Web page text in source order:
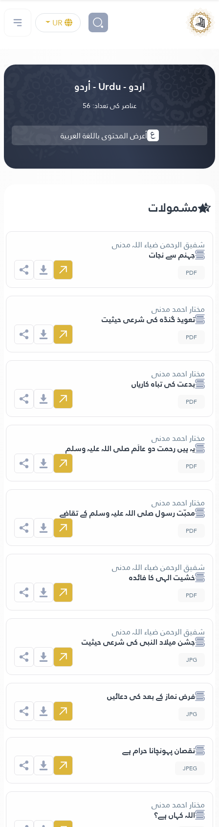
اردو - Urdu - أردو
عناصر کی تعداد: 56
أعرض المحتوى باللغة العربية
مشمولات
شفیق الرحمن ضیاء اللہ مدنی
جہنم سے نجات
PDF
مختار احمد مدنی
تعویذ گنڈہ کی شرعی حیثیت
PDF
مختار احمد مدنی
بدعت کی تباہ کاریاں
PDF
مختار احمد مدنی
یہ ہیں رحمت دو عالَم صلی اللہ علیہ وسلم
PDF
مختار احمد مدنی
محبّت رسول صلی اللہ علیہ وسلم کے تقاضے
PDF
شفیق الرحمن ضیاء اللہ مدنی
خشیت الہی کا فائدہ
PDF
شفیق الرحمن ضیاء اللہ مدنی
جشن میلاد النبی کی شرعی حیثیت
JPG
فرض نماز کے بعد کی دعائیں
JPG
نقصان پہونچانا حرام ہے
JPEG
مختار احمد مدنی
اللہ کہاں ہے؟